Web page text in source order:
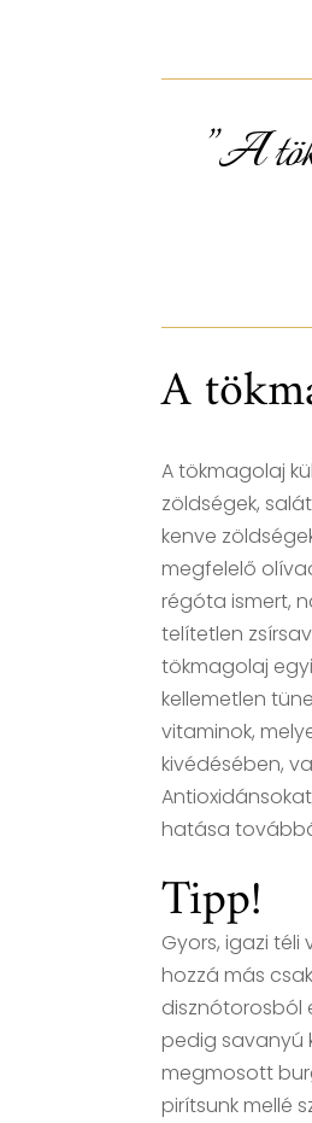
” A
A
A tökmagolaj
zöldségek,
kenve
megfelelő
régóta ismert,
telítetlen
tökmagolaj
kellemetlen
vitaminok,
kivédésében,
hatása
Tipp!
Gyors, igazi téli
hozzá más
disznótorosból
pedig savanyú
megmosott
pirítsunk mellé